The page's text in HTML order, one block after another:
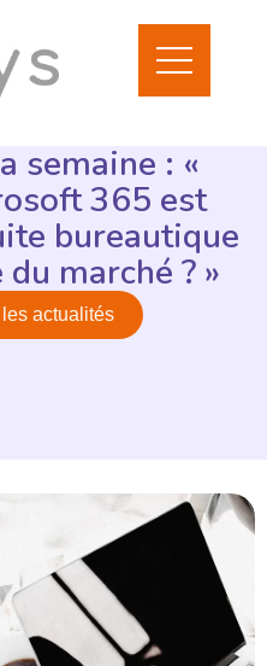
semaine : «
365 est
bureautique
marché ? »
actualités